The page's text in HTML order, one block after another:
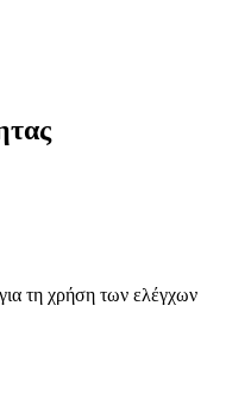
τη χρήση των ελέγχων